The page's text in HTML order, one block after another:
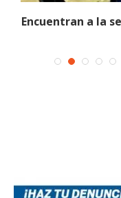
Encuentran a la